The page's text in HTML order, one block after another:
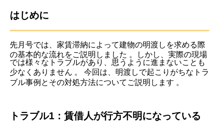
はじめに
先月号では、家賃滞納によって建物の明渡しを求める際
の基本的な流れをご説明しました 。しかし、実際の現場
では様々なトラブルがあり、思うように進まないことも
少なくありません 。 今回は、明渡しで起こりがちなトラ
ブル事例とその対処方法についてご説明します 。
トラブル1：賃借人が行方不明になっている